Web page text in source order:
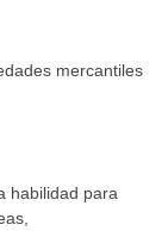
mercantiles
habilidad para